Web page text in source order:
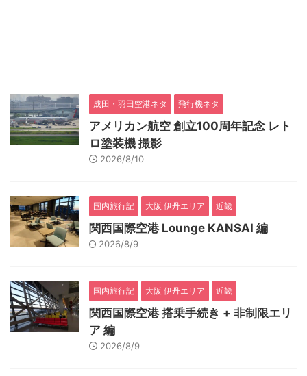
成田・羽田空港ネタ 飛行機ネタ
アメリカン航空 創立100周年記念 レト
ロ塗装機 撮影
2026/8/10
国内旅行記 大阪 伊丹エリア 近畿
関西国際空港 Lounge KANSAI 編
2026/8/9
国内旅行記 大阪 伊丹エリア 近畿
関西国際空港 搭乗手続き + 非制限エリ
ア 編
2026/8/9